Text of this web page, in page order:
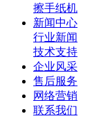
擦手纸机
新闻中心
行业新闻
技术支持
企业风采
售后服务
网络营销
联系我们